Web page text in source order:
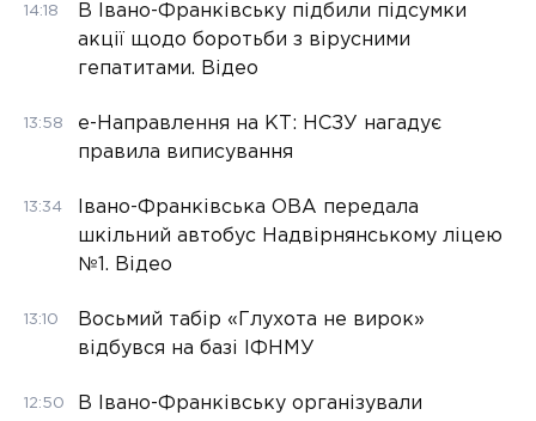
14:18
В Івано-Франківську підбили підсумки
акції щодо боротьби з вірусними
гепатитами. Відео
13:58
е-Направлення на КТ: НСЗУ нагадує
правила виписування
13:34
Івано-Франківська ОВА передала
шкільний автобус Надвірнянському ліцею
№1. Відео
13:10
Восьмий табір «Глухота не вирок»
відбувся на базі ІФНМУ
12:50
В Івано-Франківську організували